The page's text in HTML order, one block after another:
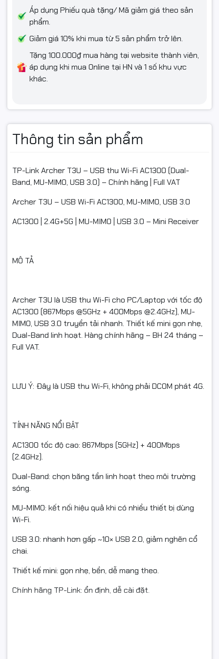
Áp dụng Phiếu quà tặng/ Mã giảm giá theo sản
phẩm.
Giảm giá 10% khi mua từ 5 sản phẩm trở lên.
Tặng 100.000₫ mua hàng tại website thành viên,
áp dụng khi mua Online tại HN và 1 số khu vực
khác.
Thông tin sản phẩm
TP-Link Archer T3U – USB thu Wi-Fi AC1300 (Dual-
Band, MU-MIMO, USB 3.0) – Chính hãng | Full VAT
Archer T3U – USB Wi-Fi AC1300, MU-MIMO, USB 3.0
AC1300 | 2.4G+5G | MU-MIMO | USB 3.0 – Mini Receiver
MÔ TẢ
Archer T3U là USB thu Wi-Fi cho PC/Laptop với tốc độ
AC1300 (867Mbps @5GHz + 400Mbps @2.4GHz), MU-
MIMO, USB 3.0 truyền tải nhanh. Thiết kế mini gọn nhẹ,
Dual-Band linh hoạt. Hàng chính hãng – BH 24 tháng –
Full VAT.
LƯU Ý: Đây là USB thu Wi-Fi, không phải DCOM phát 4G.
TÍNH NĂNG NỔI BẬT
AC1300 tốc độ cao: 867Mbps (5GHz) + 400Mbps
(2.4GHz).
Dual-Band: chọn băng tần linh hoạt theo môi trường
sóng.
MU-MIMO: kết nối hiệu quả khi có nhiều thiết bị dùng
Wi-Fi.
USB 3.0: nhanh hơn gấp ~10× USB 2.0, giảm nghẽn cổ
chai.
Thiết kế mini: gọn nhẹ, bền, dễ mang theo.
Chính hãng TP-Link: ổn định, dễ cài đặt.
ĐIỀU KIỆN HOÀN HÀNG (📦)
Quay video mở gói khi nhận để làm bằng chứng nếu va
đập/lỗi vận chuyển.
Nếu chưa dùng được, vui lòng liên hệ kỹ thuật để được
hướng dẫn trước khi hoàn.
Chỉ hỗ trợ đổi/hoàn khi sản phẩm còn giá trị sử dụng & trong
thời gian quy định của sàn; chi phí vận chuyển theo chính
#ArcherT3U #USBWiFi #AC1300 #DualBand #MUMIMO
#NgocThoComputer